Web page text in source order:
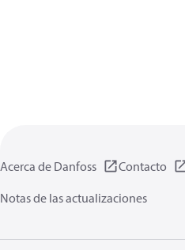
Acerca de Danfoss
Contacto
Notas de las actualizaciones